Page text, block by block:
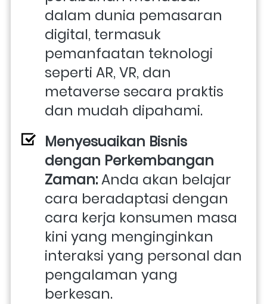
dalam dunia pemasaran
digital, termasuk
pemanfaatan teknologi
seperti AR, VR, dan
metaverse secara praktis
dan mudah dipahami.
Menyesuaikan Bisnis
dengan Perkembangan
Zaman: Anda akan belajar
cara beradaptasi dengan
cara kerja konsumen masa
kini yang menginginkan
interaksi yang personal dan
pengalaman yang
berkesan.